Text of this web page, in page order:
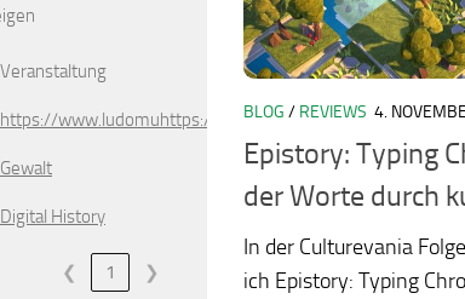
BLOG / REVIEWS 4.
Epistory: Typing
der Worte durch
In der Culturevania
ich Epistory: Typing
Veranstaltung
https://www.ludomuhttps://www.ludomusicology.org/
Gewalt
Digital History
❮ 1 ❯